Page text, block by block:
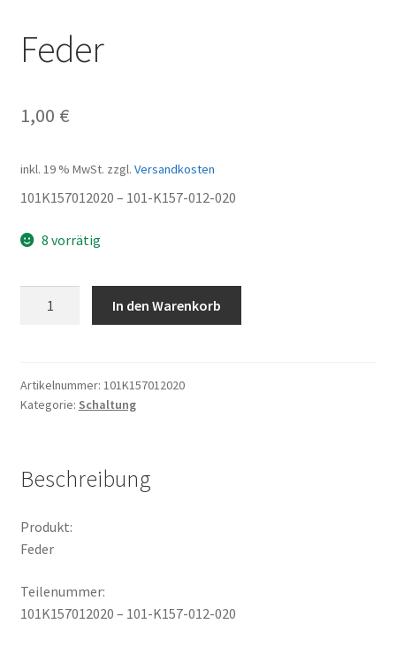
Feder
1,00 €
inkl. 19 % MwSt. zzgl. Versandkosten
101K157012020 – 101-K157-012-020
8 vorrätig
In den Warenkorb
Artikelnummer: 101K157012020
Kategorie: Schaltung
Beschreibung
Produkt:
Feder
Teilenummer:
101K157012020 – 101-K157-012-020